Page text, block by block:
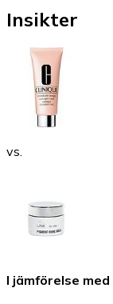
Insikter
vs.
I jämförelse med